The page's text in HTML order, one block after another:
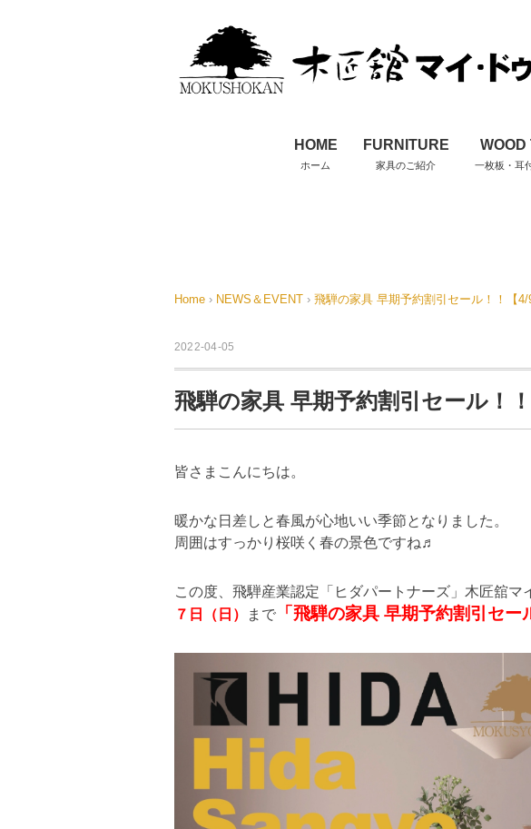
HOME
ホーム
FURNITURE
家具のご紹介
WOOD
一枚板・耳
Home › NEWS＆EVENT › 飛騨の家具 早期予約割引セール！！【4/
2022-04-05
飛騨の家具 早期予約割引セール！！
皆さまこんにちは。
暖かな日差しと春風が心地いい季節となりました。
周囲はすっかり桜咲く春の景色ですね♬
この度、飛騨産業認定「ヒダパートナーズ」木匠舘マ
７日（日）
まで 「飛騨の家具 早期予約割引セー